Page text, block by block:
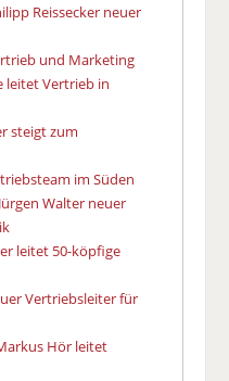
Reissecker neuer
und Marketing
leitet Vertrieb in
steigt zum
im Süden
Walter neuer
leitet 50-köpfige
Vertriebsleiter für
Hör leitet